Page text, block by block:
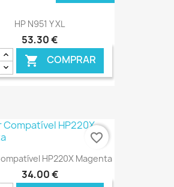
HP N951 Y XL
53,30 €
 COMPRAR
HP220X Magenta
34,00 €
favorite_border